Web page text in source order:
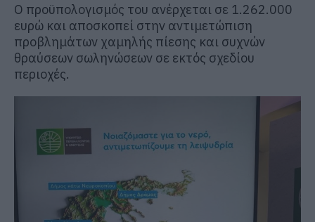
Ο προϋπολογισμός του ανέρχεται σε 1.262.000
ευρώ και αποσκοπεί στην αντιμετώπιση
προβλημάτων χαμηλής πίεσης και συχνών
θραύσεων σωληνώσεων σε εκτός σχεδίου
περιοχές.